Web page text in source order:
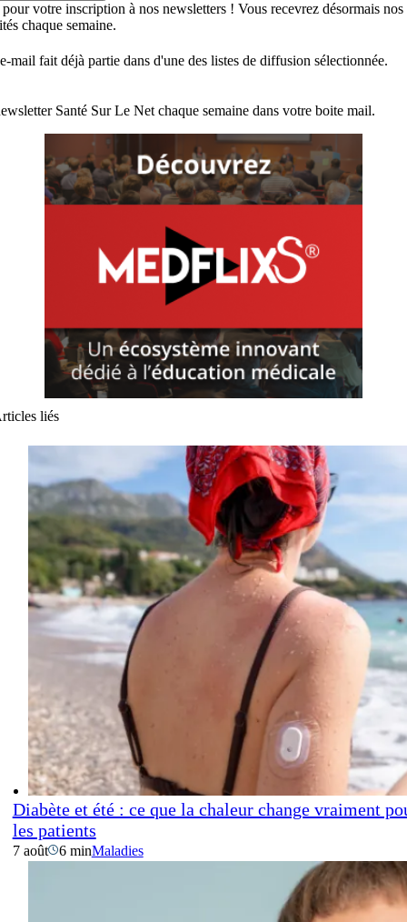
votre inscription à nos newsletters ! Vous recevrez désormais nos
chaque semaine.
mail fait déjà partie dans d'une des listes de diffusion sélectionnée.
Santé Sur Le Net chaque semaine dans votre boite mail.
liés
Diabète et été : ce que la chaleur change vraiment
les patients
7 août 6 minMaladies